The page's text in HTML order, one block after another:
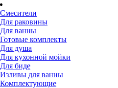
Смесители
Для раковины
Для ванны
Готовые комплекты
Для душа
Для кухонной мойки
Для биде
Изливы для ванны
Комплектующие